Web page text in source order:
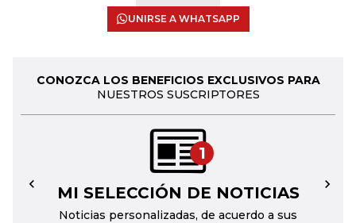
UNIRSE A WHATSAPP
CONOZCA LOS BENEFICIOS EXCLUSIVOS PARA
NUESTROS SUSCRIPTORES
1
MI SELECCIÓN DE NOTICIAS
Noticias personalizadas, de acuerdo a sus
← →